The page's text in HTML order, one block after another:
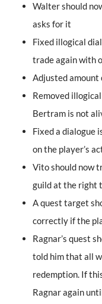
Walter should
asks for it
Fixed illogical
trade again with
Adjusted amount
Removed
Bertram is not
Fixed a dialogue
on the player’s
Vito should now
guild at the right
A quest target
correctly if the
Ragnar’s quest
told him that all
redemption. If
Ragnar again